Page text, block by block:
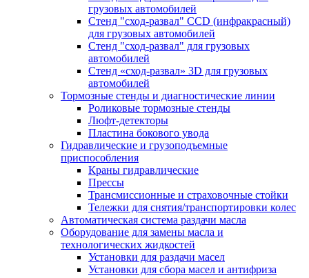
грузовых автомобилей
Стенд "сход-развал" CCD (инфракрасный)
для грузовых автомобилей
Стенд "сход-развал" для грузовых
автомобилей
Стенд «сход-развал» 3D для грузовых
автомобилей
Тормозные стенды и диагностические линии
Роликовые тормозные стенды
Люфт-детекторы
Пластина бокового увода
Гидравлические и грузоподъемные
приспособления
Краны гидравлические
Прессы
Трансмиссионные и страховочные стойки
Тележки для снятия/транспортировки колес
Автоматическая система раздачи масла
Оборудование для замены масла и
технологических жидкостей
Установки для раздачи масел
Установки для сбора масел и антифриза